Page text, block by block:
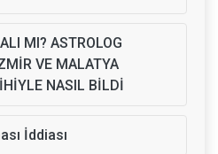
MI? ASTROLOG
VE MALATYA
NASIL BİLDİ
İddiası